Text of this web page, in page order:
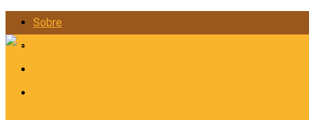
Sobre